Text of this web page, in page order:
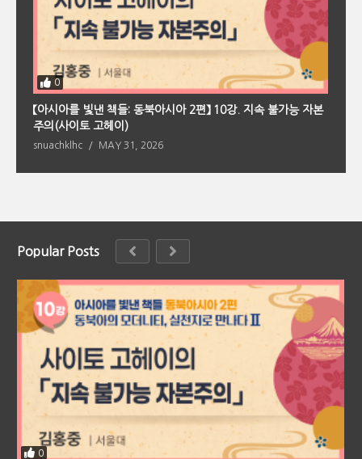
0
【아시아를 빛낸 책들: 동북아시아 2편】 10강. 지속 불가능 자본
주의(사이토 고헤이)
snuachklhc MAY 31, 2026
Popular Posts
0